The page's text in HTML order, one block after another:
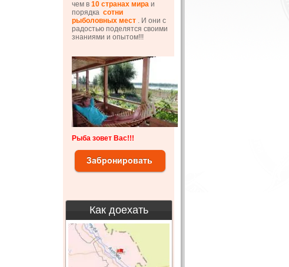
чем в 10 странах мира и
порядка сотни
рыболовных мест . И они с
радостью поделятся своими
знаниями и опытом!!!
Рыба зовет Вас!!!
Как доехать